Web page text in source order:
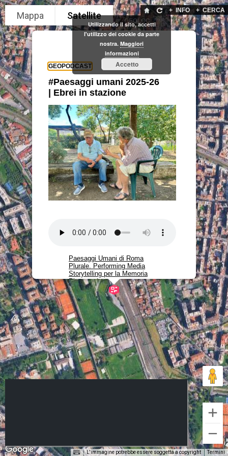
+CERCA
+ INFO
GEOLOC
Utilizzando il sito, accetti
l'utilizzo dei cookie da parte
nostra. Maggiori
informazioni
Accetto